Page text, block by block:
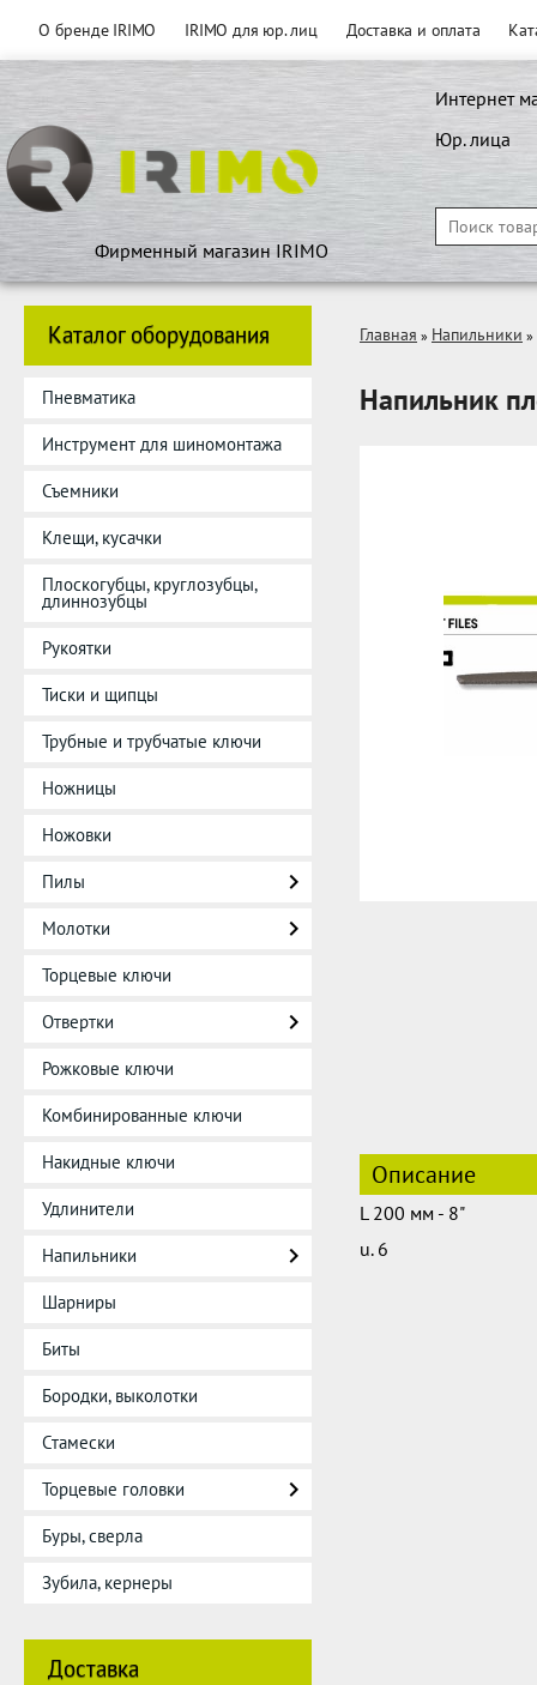
О бренде IRIMO IRIMO для юр. лиц Доставка и оплата
Фирменный магазин IRIMO
Интернет
Юр. лица
Каталог оборудования
Пневматика
Инструмент для шиномонтажа
Съемники
Клещи, кусачки
Плоскогубцы, круглозубцы,
длиннозубцы
Рукоятки
Тиски и щипцы
Трубные и трубчатые ключи
Ножницы
Ножовки
Пилы
Молотки
Торцевые ключи
Отвертки
Рожковые ключи
Комбинированные ключи
Накидные ключи
Удлинители
Напильники
Шарниры
Биты
Бородки, выколотки
Стамески
Торцевые головки
Буры, сверла
Зубила, кернеры
Доставка
Главная » Напильники »
Напильник
Описание
L 200 мм - 8"
u. 6